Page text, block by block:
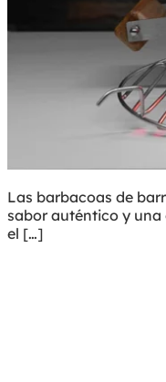
Las barbacoas de
sabor auténtico y una
el […]